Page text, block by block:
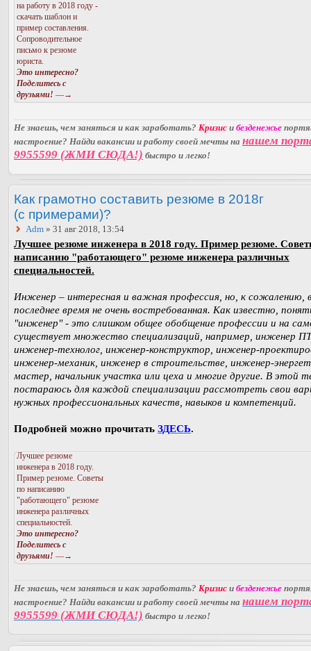
на работу в 2018 году -
скачать шаблон и
пример составления.
Сопроводительное
письмо к резюме
юриста.
Это интересно?
Поделитесь с
друзьями! —→
Не знаешь, чем заняться и как заработать? Кризис и безденежье
настроение? Найди вакансии и работу своей мечты на нашем
9955599 (ЖМИ СЮДА!) быстро и легко!
Как грамотно составить резюме в 2018г
(с примерами)?
Adm » 31 авг 2018, 13:54
Лучшее резюме инженера в 2018 году. Пример резюме.
написанию "работающего" резюме инженера различных
специальностей.
Инженер – интересная и важная профессия, но, к сожалению,
последнее время не очень востребованная. Как известно,
"инженер" - это слишком общее обобщение профессии и на
существует множество специализаций, например, инженер
инженер-технолог, инженер-конструктор, инженер-
инженер-механик, инженер в строительстве, инженер-
мастер, начальник участка или цеха и многие другие. В этой
постараюсь для каждой специализации рассмотреть свои
нужных профессиональных качеств, навыков и компетенций.
Подробней можно прочитать ЗДЕСЬ.
Лучшее резюме
инженера в 2018 году.
Пример резюме. Советы
по написанию
"работающего" резюме
инженера различных
специальностей.
Это интересно?
Поделитесь с
друзьями! —→
Не знаешь, чем заняться и как заработать? Кризис и безденежье
настроение? Найди вакансии и работу своей мечты на нашем
9955599 (ЖМИ СЮДА!) быстро и легко!